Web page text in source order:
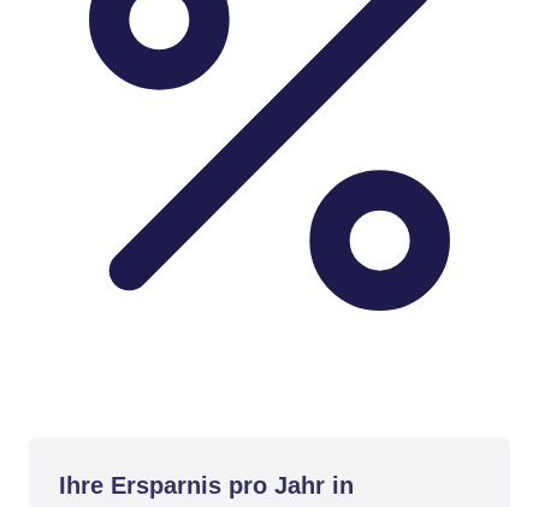
Ihre Ersparnis pro Jahr in